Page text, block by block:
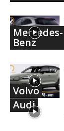
Mercedes-
Benz
Volvo
Audi